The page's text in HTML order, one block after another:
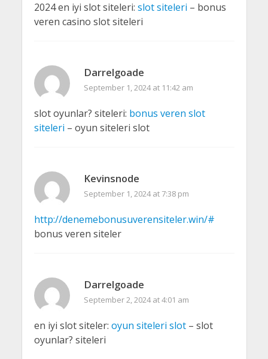
2024 en iyi slot siteleri: slot siteleri – bonus
veren casino slot siteleri
Darrelgoade
September 1, 2024 at 11:42 am
slot oyunlar? siteleri: bonus veren slot
siteleri – oyun siteleri slot
Kevinsnode
September 1, 2024 at 7:38 pm
http://denemebonusuverensiteler.win/#
bonus veren siteler
Darrelgoade
September 2, 2024 at 4:01 am
en iyi slot siteler: oyun siteleri slot– slot
oyunlar? siteleri